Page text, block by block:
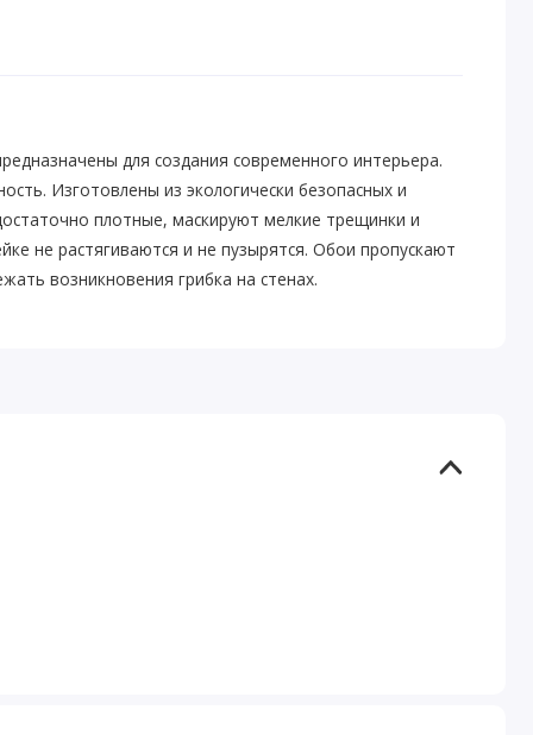
для создания современного интерьера.
Изготовлены из экологически безопасных и
плотные, маскируют мелкие трещинки и
не растягиваются и не пузырятся. Обои пропускают
возникновения грибка на стенах.